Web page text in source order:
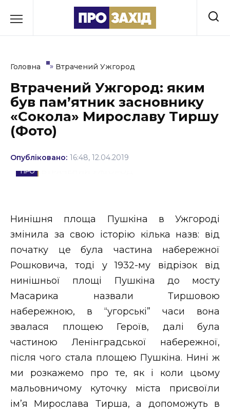
до
Культура
Освіта
Політика
Спорт
Втрачений Ужгород
Втрачений Ужгород (відеоверсія)
ЗАКАРПАТСЬКІ НОВИНИ
НОВИНИ ЗАХІДНОЇ УКРАЇНИ
Головна » Втрачений Ужгород
Втрачений Ужгород: яким
був пам’ятник засновнику
«Сокола» Мирославу Тиршу
(Фото)
Опубліковано: 16:48, 12.04.2019
Нинішня площа Пушкіна в Ужгороді
змінила за свою історію кілька назв: від
початку це була частина набережної
Рошковича, тоді у 1932-му відрізок від
нинішньої площі Пушкіна до мосту
Масарика назвали Тиршовою
набережною, в “угорські” часи вона
звалася площею Героїв, далі була
частиною Ленінградської набережної,
після чого стала площею Пушкіна. Нині ж
ми розкажемо про те, як і коли цьому
мальовничому куточку міста присвоїли
ім’я Мирослава Тирша, а допоможуть в